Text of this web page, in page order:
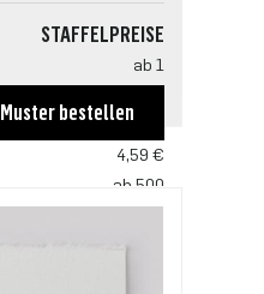
STAFFELPREISE
ab 1
ab 100
4,59 €
ab 500
ab 1000
Muster bestellen